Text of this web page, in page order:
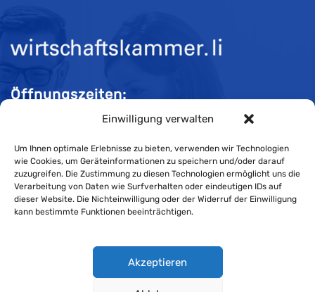
Einwilligung verwalten
Um Ihnen optimale Erlebnisse zu bieten, verwenden wir Technologien
wie Cookies, um Geräteinformationen zu speichern und/oder darauf
zuzugreifen. Die Zustimmung zu diesen Technologien ermöglicht uns die
Verarbeitung von Daten wie Surfverhalten oder eindeutigen IDs auf
dieser Website. Die Nichteinwilligung oder der Widerruf der Einwilligung
kann bestimmte Funktionen beeinträchtigen.
Akzeptieren
Öffnungszeiten:
Mo-Do 08:00 bis 11:30 und 13:30 bis 16:30 Uhr
Fr 08:00 bis 11:30 und 13:30 bis 16:00 Uhr
Impressum
Cookie-Richtlinie